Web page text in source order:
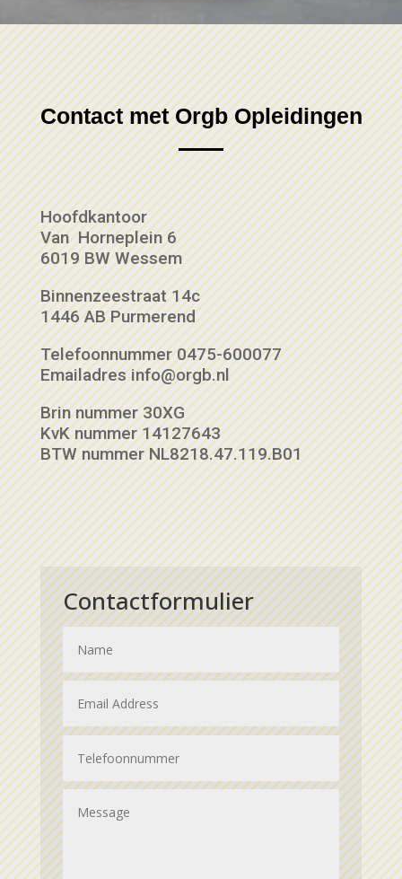
Contact met Orgb Opleidingen
Hoofdkantoor
Van Horneplein 6
6019 BW Wessem
Binnenzeestraat 14c
1446 AB Purmerend
Telefoonnummer 0475-600077
Emailadres info@orgb.nl
Brin nummer 30XG
KvK nummer 14127643
BTW nummer NL8218.47.119.B01
Contactformulier